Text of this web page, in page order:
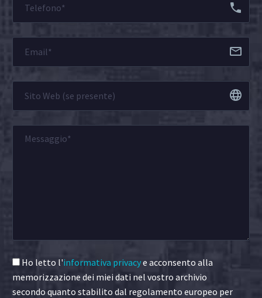
Ho letto l'informativa privacye acconsento alla
memorizzazione dei miei dati nel vostro archivio
secondo quanto stabilito dal regolamento europeo per